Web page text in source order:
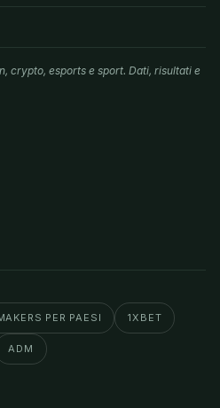
crypto, esports e sport. Dati, risultati e
PER PAESI 1XBET
ADM